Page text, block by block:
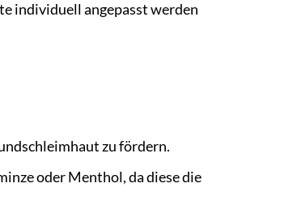
individuell angepasst werden
zu fördern.
oder Menthol, da diese die